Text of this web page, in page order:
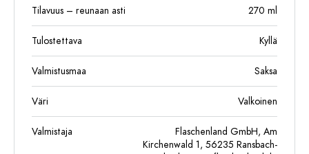
Tilavuus – reunaan asti 270 ml
Tulostettava Kyllä
Valmistusmaa Saksa
Väri Valkoinen
Valmistaja
Flaschenland GmbH, Am
Kirchenwald 1, 56235 Ransbach-